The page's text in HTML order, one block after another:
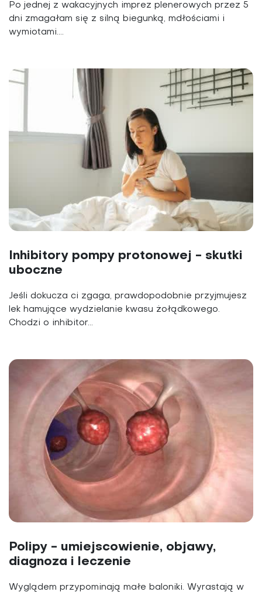
Po jednej z wakacyjnych imprez plenerowych przez 5
dni zmagałam się z silną biegunką, mdłościami i
wymiotami....
Inhibitory pompy protonowej - skutki
uboczne
Jeśli dokucza ci zgaga, prawdopodobnie przyjmujesz
lek hamujące wydzielanie kwasu żołądkowego.
Chodzi o inhibitor...
Polipy - umiejscowienie, objawy,
diagnoza i leczenie
Wyglądem przypominają małe baloniki. Wyrastają w